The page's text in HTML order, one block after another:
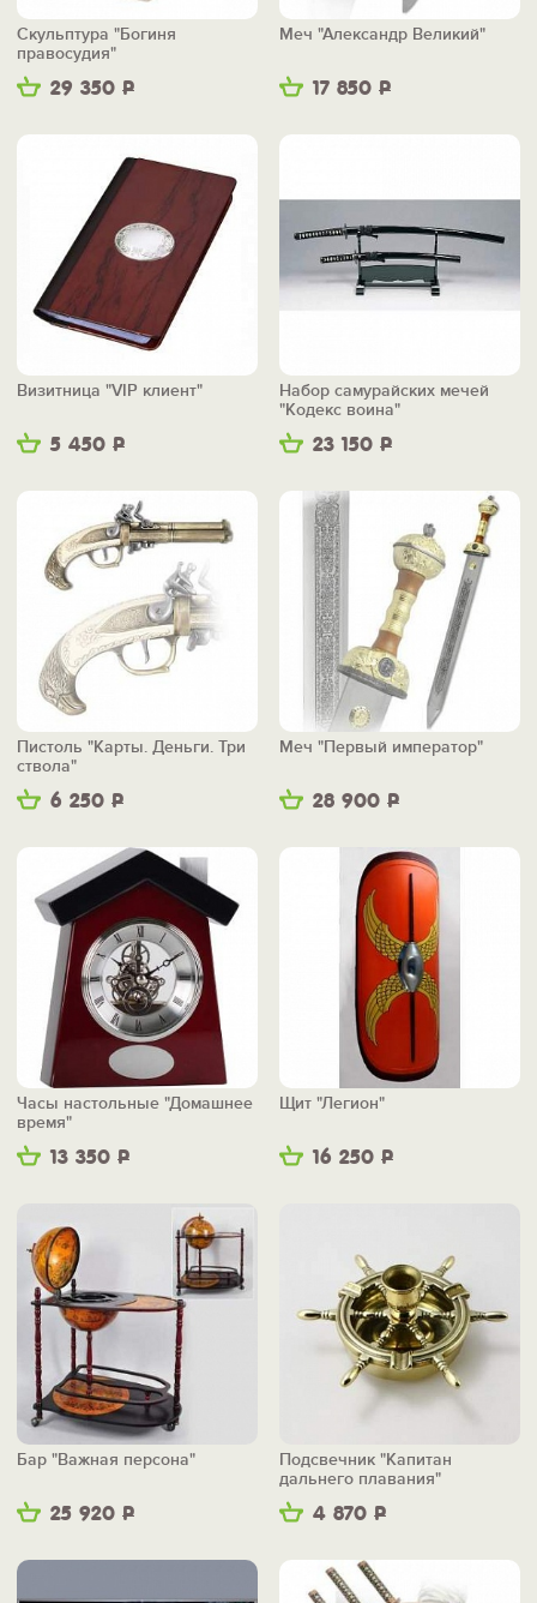
29 350 Р
Скульптура "Богиня
правосудия"
17 850 Р
Меч "Александр Великий"
5 450 Р
Визитница "VIP клиент"
23 150 Р
Набор самурайских мечей
"Кодекс воина"
6 250 Р
Пистоль "Карты. Деньги. Три
ствола"
28 900 Р
Меч "Первый император"
13 350 Р
Часы настольные "Домашнее
время"
16 250 Р
Щит "Легион"
25 920 Р
Бар "Важная персона"
4 870 Р
Подсвечник "Капитан
дальнего плавания"